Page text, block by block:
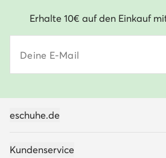
Erhalte 10€ auf den Einkauf
Deine E-Mail
eschuhe.de
Kundenservice